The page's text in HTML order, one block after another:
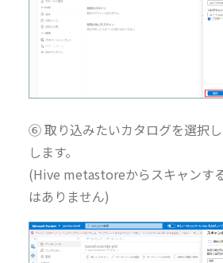
⑥ 取り込みたいカタログを選択
します。
(Hive metastoreからスキャンす
はありません)